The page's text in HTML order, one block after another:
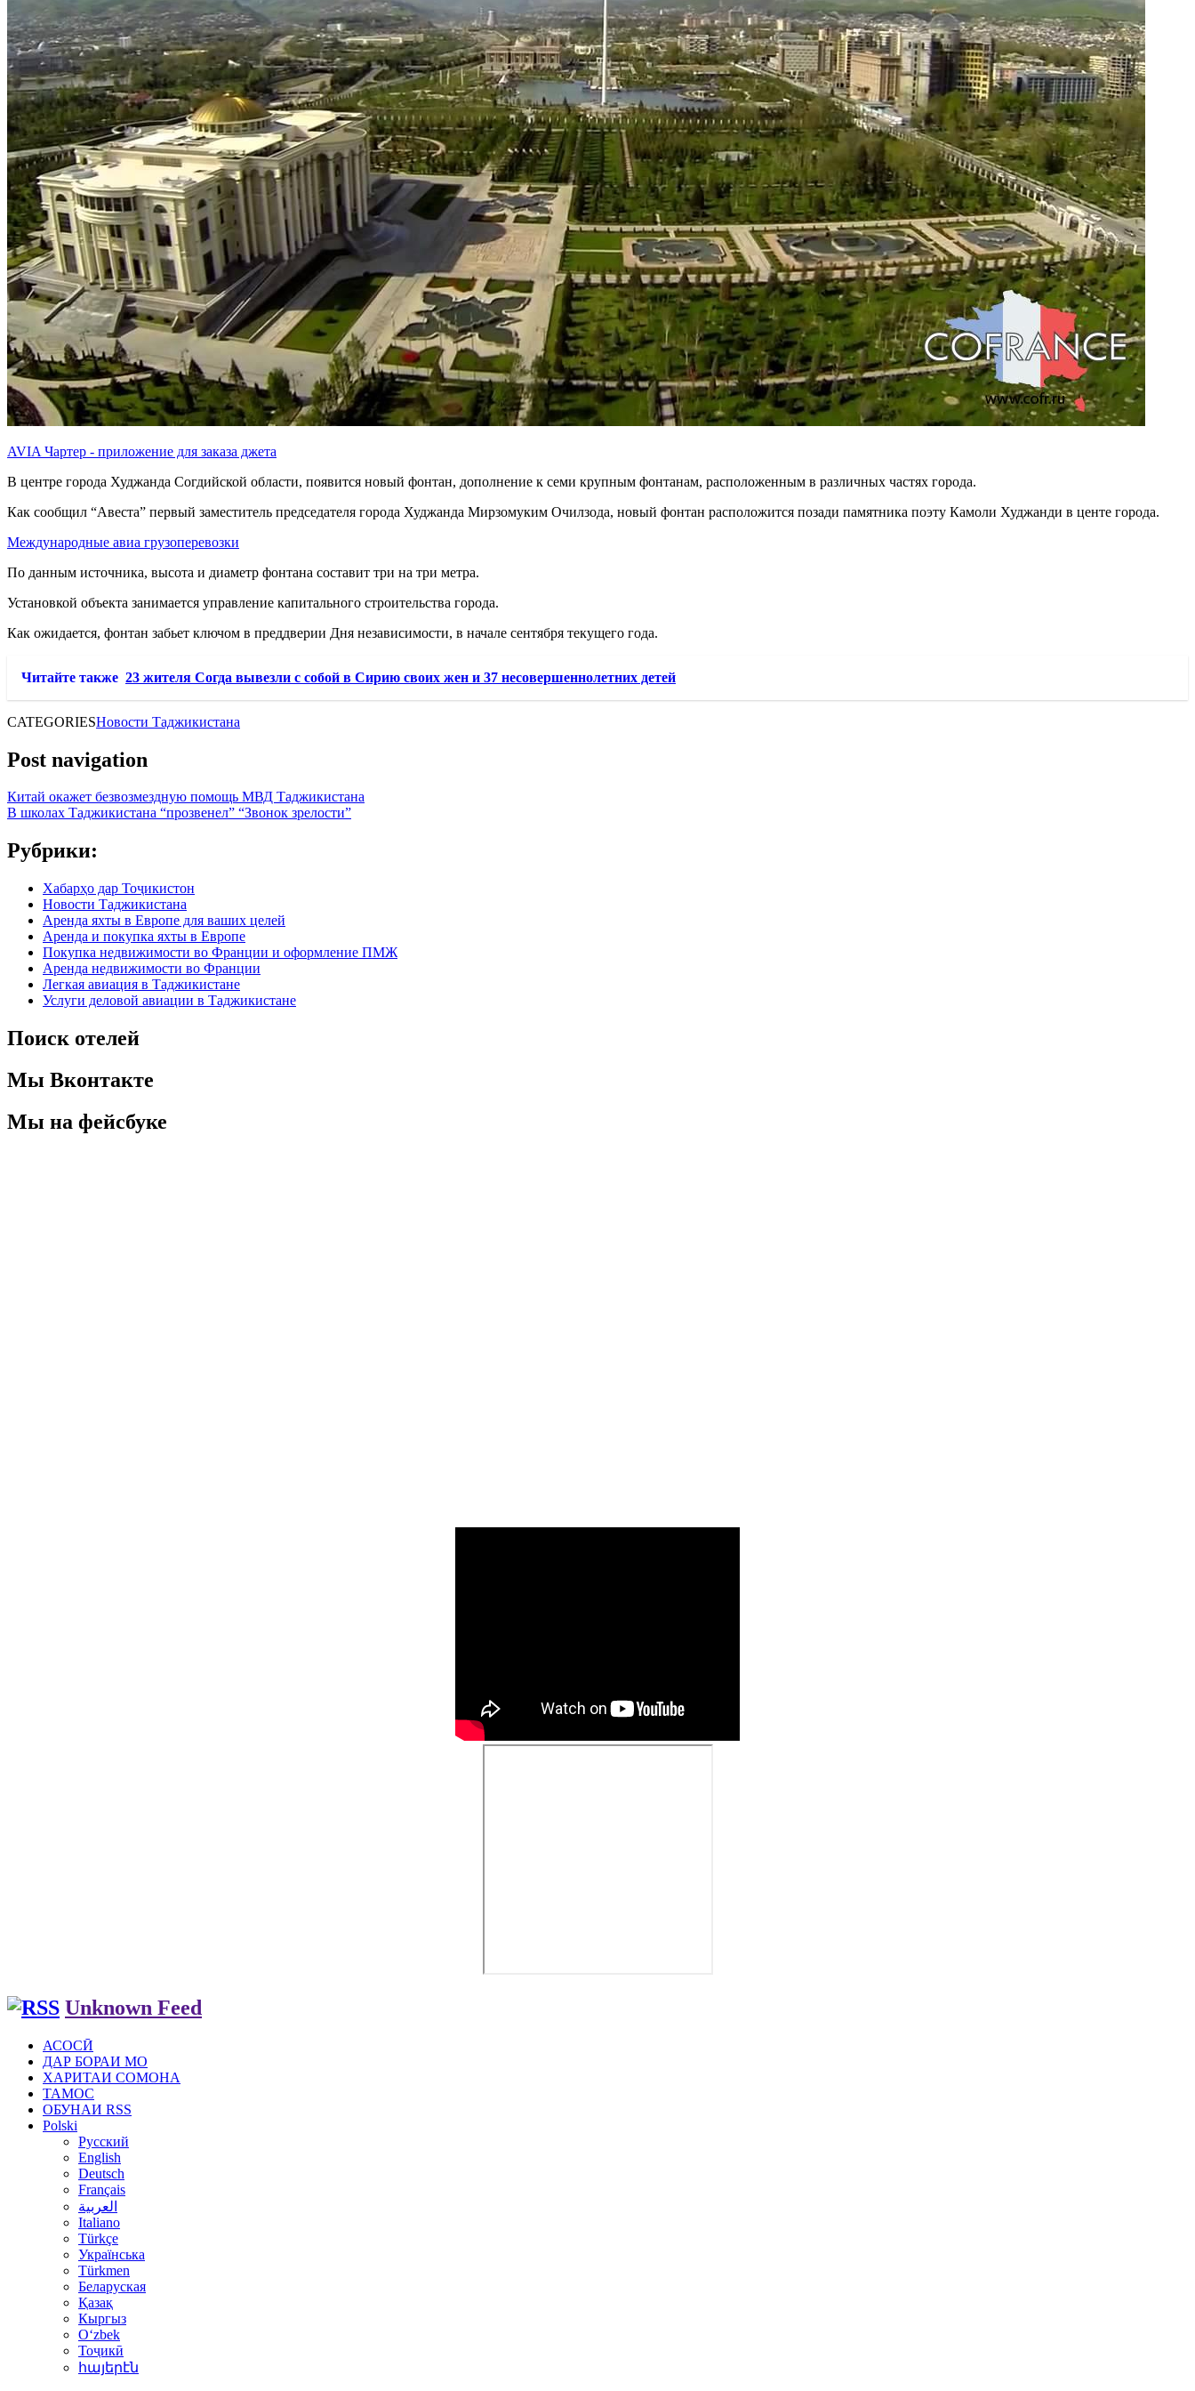
AVIA Чартер - приложение для заказа джета
В центре города Худжанда Согдийской области, появится новый фонтан, дополнение к семи крупным фонтанам, расположенным в различных частях города.
Как сообщил “Авеста” первый заместитель председателя города Худжанда Мирзомуким Очилзода, новый фонтан расположится позади памятника поэту Камоли Худжанди в центе города.
Международные авиа грузоперевозки
По данным источника, высота и диаметр фонтана составит три на три метра.
Установкой объекта занимается управление капитального строительства города.
Как ожидается, фонтан забьет ключом в преддверии Дня независимости, в начале сентября текущего года.
Читайте также 23 жителя Согда вывезли с собой в Сирию своих жен и 37 несовершеннолетних детей
CATEGORIESНовости Таджикистана
Post navigation
Китай окажет безвозмездную помощь МВД Таджикистана
В школах Таджикистана “прозвенел” “Звонок зрелости”
Рубрики:
Хабарҳо дар Тоҷикистон
Новости Таджикистана
Аренда яхты в Европе для ваших целей
Аренда и покупка яхты в Европе
Покупка недвижимости во Франции и оформление ПМЖ
Аренда недвижимости во Франции
Легкая авиация в Таджикистане
Услуги деловой авиации в Таджикистане
Поиск отелей
Мы Вконтакте
Мы на фейсбуке
Unknown Feed
АСОСӢ
ДАР БОРАИ МО
ХАРИТАИ СОМОНА
ТАМОС
ОБУНАИ RSS
Polski
Русский
English
Deutsch
Français
العربية
Italiano
Türkçe
Українська
Türkmen
Беларуская
Қазақ
Кыргыз
Oʻzbek
Тоҷикӣ
հայերէն